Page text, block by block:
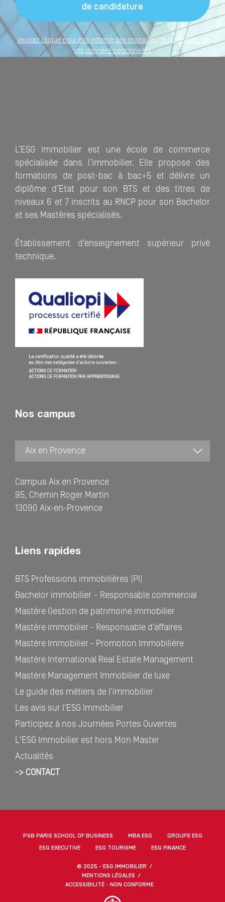
Veuillez cliquer pour être informé des modalités de traitement de
vos données personnelles
L’ESG Immobilier est une école de commerce
spécialisée dans l’immobilier. Elle propose des
formations de post-bac à bac+5 et délivre un
diplôme d’Etat pour son BTS et des titres de
niveaux 6 et 7 inscrits au RNCP pour son Bachelor
et ses Mastères spécialisés.
Établissement d’enseignement supérieur privé
technique.
Nos campus
Campus Aix en Provence
95, Chemin Roger Martin
13090 Aix-en-Provence
Liens rapides
BTS Professions immobilières (PI)
Bachelor immobilier – Responsable commercial
Mastère Gestion de patrimoine immobilier
Mastère immobilier - Responsable d’affaires
Mastère Immobilier - Promotion Immobilière
Mastère International Real Estate Management
Mastère Management Immobilier de luxe
Le guide des métiers de l'immobilier
Les avis sur l'ESG Immobilier
Participez à nos Journées Portes Ouvertes
L'ESG Immobilier est hors Mon Master
Actualités
-> CONTACT
PSB PARIS SCHOOL OF BUSINESS MBA ESG
GROUPE ESG
ESG EXECUTIVE
ESG TOURISME ESG FINANCE
© 2025 - ESG IMMOBILIER
MENTIONS LÉGALES
ACCESSIBILITÉ - NON CONFORME